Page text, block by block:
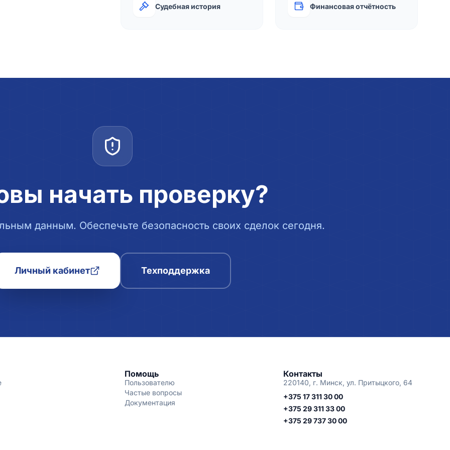
Судебная история Финансовая отчётность
начать проверку?
данным. Обеспечьте безопасность своих сделок сегодня.
Личный кабинет Техподдержка
Помощь
Пользователю
Частые вопросы
Документация
Контакты
220140, г. Минск, ул. Притыцкого, 64
+375 17 311 30 00
+375 29 311 33 00
+375 29 737 30 00